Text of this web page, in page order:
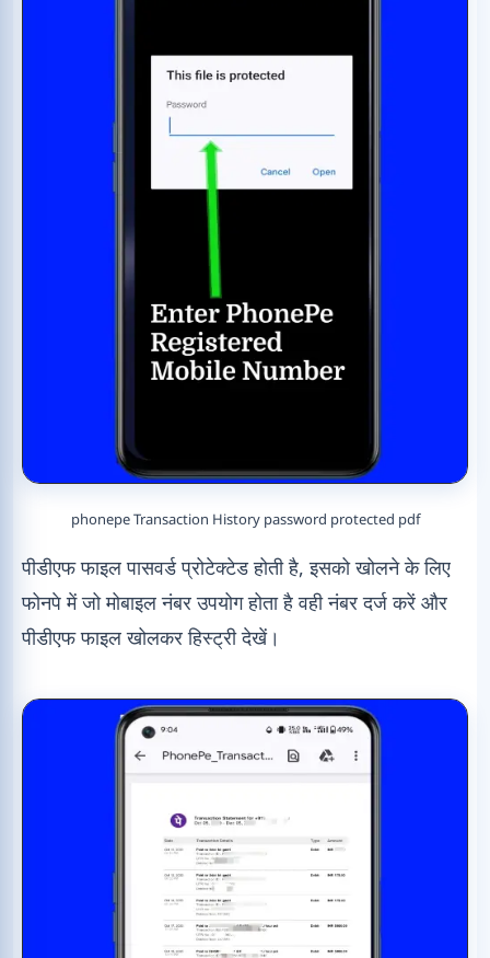
phonepe Transaction History password protected pdf
पीडीएफ फाइल पासवर्ड प्रोटेक्टेड होती है, इसको खोलने के लिए
फोनपे में जो मोबाइल नंबर उपयोग होता है वही नंबर दर्ज करें और
पीडीएफ फाइल खोलकर हिस्ट्री देखें।